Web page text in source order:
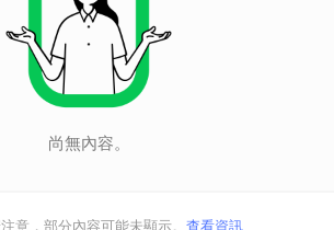
尚無內容。
意，部分內容可能未顯示。 查看資訊